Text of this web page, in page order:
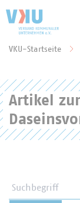
VKU-Startseite
Artikel